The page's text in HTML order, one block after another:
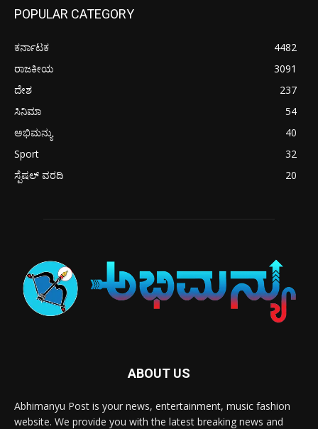
POPULAR CATEGORY
ಕರ್ನಾಟಕ
4482
ರಾಜಕೀಯ
3091
ದೇಶ
237
ಸಿನಿಮಾ
54
ಅಭಿಮನ್ಯು
40
Sport
32
ಸ್ಪೆಷಲ್ ವರದಿ
20
ABOUT US
Abhimanyu Post is your news, entertainment, music fashion
website. We provide you with the latest breaking news and